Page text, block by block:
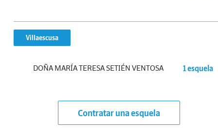
Villaescusa
DOÑA MARÍA TERESA SETIÉN VENTOSA 1 esquela
Contratar una esquela